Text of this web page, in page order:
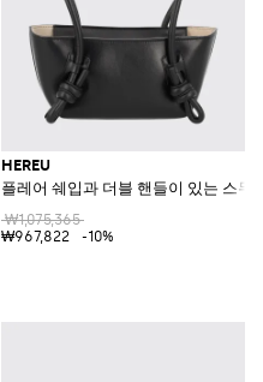
HEREU
플레어 쉐입과 더블 핸들이 있는 스무
₩1,075,365
₩967,822
-10%